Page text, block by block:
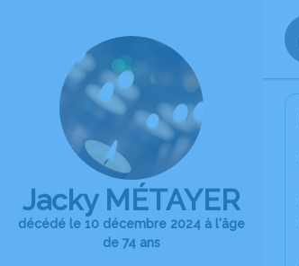
Jacky MÉTAYER
décédé le 10 décembre 2024 à l'âge
de 74 ans